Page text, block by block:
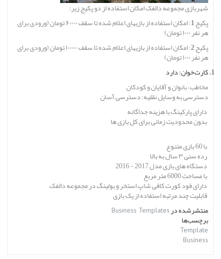
شهربازی مجموعه دالفک امکان استفاده از دو پکیج زیر:
پکیج 1: امکان استفاده از بازیهای اعلام شده تا سقف ۶۰۰۰۰ تومان (
ورودی برای
هر نفر ۱۰۰۰ تومان)
پکیج 2: امکان استفاده از بازیهای اعلام شده تا سقف ۱۰۰۰۰۰ تومان (ورودی برای
هر نفر ۱۰۰۰ تومان)
کارت‌خوان: دارد
مخاطب:بانوان و آقایان و کودکان
دسترسی به وسایل نقلیه:دسترسی آسان
دارای پارکینگ با هزینه جداگانه
بدون محدودیت زمانی برای کل بازی ها
با 60 بازی متنوع
رده سنی ۳ سال به بالا
دستگاه های بازی مدل 2017 - 2016
با مساحت 6000 متر مربع
دارای فود کورت کافی شاپ استخر و بولینگ در مجموعه دالفک
قابلیت چند مرتبه استفاده از یک بازی
منتشرشده درBusiness Templates
برچسب‌ها
Template
Business